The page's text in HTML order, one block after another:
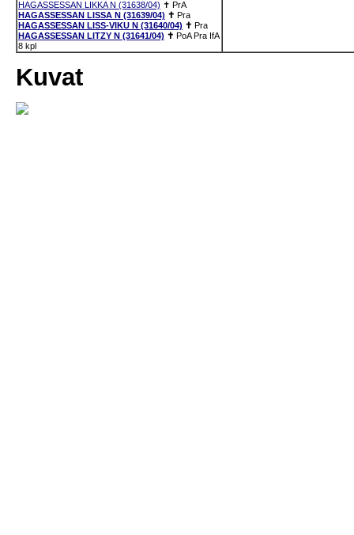
HAGASSESSAN LIKKA N (31638/04) ✝ PrA
HAGASSESSAN LISSA N (31639/04) ✝ Pra
HAGASSESSAN LISS-VIKU N (31640/04) ✝ Pra
HAGASSESSAN LITZY N (31641/04) ✝ PoA Pra IfA
8 kpl
Kuvat